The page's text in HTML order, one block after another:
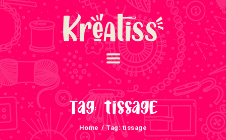
Tag: tissage
Home Tag: tissage
ACCUEIL
NOS UNIVERS
ARRIVAGES
ATELIERS ET